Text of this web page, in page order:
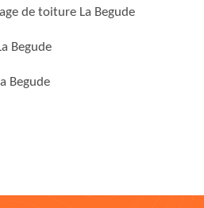
de toiture La Begude
Begude
Begude